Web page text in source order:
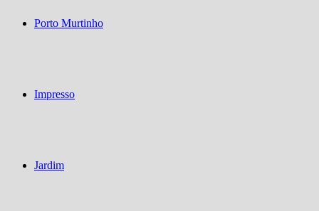
Porto Murtinho
Impresso
Jardim